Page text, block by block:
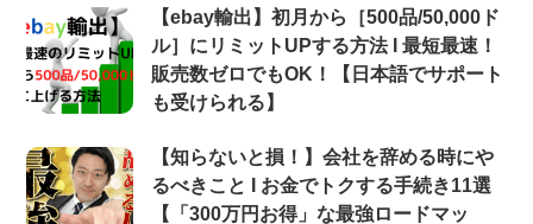
【ebay輸出】初月から［500品/50,000ド
ル］にリミットUPする方法 Ι 最短最速！
販売数ゼロでもOK！【日本語でサポート
も受けられる】
【知らないと損！】会社を辞める時にや
るべきこと Ι お金でトクする手続き11選
【「300万円お得」な最強ロードマッ